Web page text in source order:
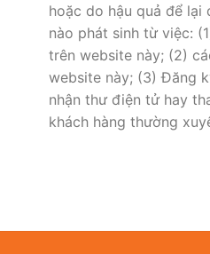
hoặc do hậu quả để
nào phát sinh từ việc:
trên website này; (2)
website này; (3) Đăng
nhận thư điện tử hay
khách hàng thường